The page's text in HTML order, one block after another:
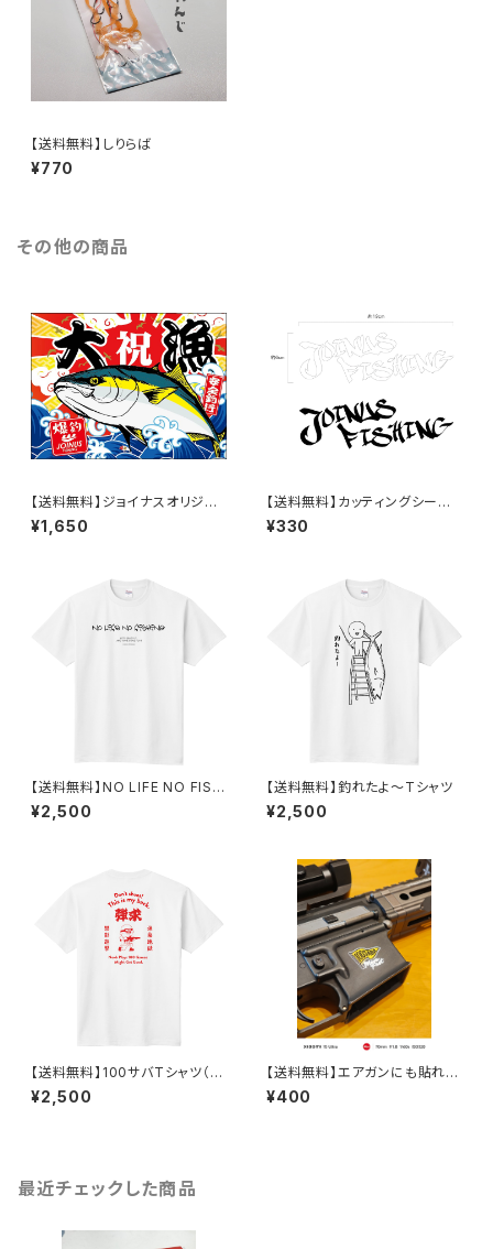
【送料無料】しりらば
¥770
その他の商品
【送料無料】ジョイナスオリジナ
ル大漁旗【再入荷しました！】
¥1,650
【送料無料】カッティングシー
ト サイズ小（白or黒）
¥330
【送料無料】NO LIFE NO FISH
INGオリジナルTシャツ
¥2,500
【送料無料】釣れたよ～Tシャツ
¥2,500
【送料無料】100サバTシャツ（半
袖）
¥2,500
【送料無料】エアガンにも貼れる
サイズの100サバステッカー2種
類
¥400
最近チェックした商品